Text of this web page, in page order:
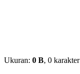
Ukuran: 0 B, 0 karakter